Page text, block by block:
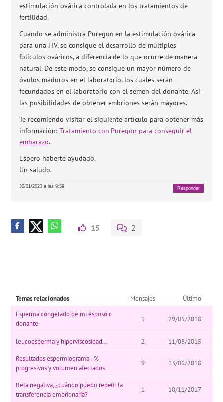
estimulación ovárica controlada en los tratamientos de
fertilidad.
Cuando se administra Puregon en la estimulación ovárica
para una FIV, se consigue el desarrollo de múltiples
folículos ováricos, a diferencia de lo que ocurre de manera
natural. De este modo, se consigue un mayor número de
óvulos maduros en el laboratorio, los cuales serán
fecundados en el laboratorio con el semen del donante. Así
las posibilidades de obtener embriones serán mayores.
Te recomiendo visitar el siguiente artículo para obtener más
información:Tratamiento con Puregon para conseguir el
embarazo.
Espero haberte ayudado.
Un saludo.
30/01/2023 a las 9:39 Responder
15 2
Temas relacionados Mensajes
Último
Esperma congelado de mi esposo o
donante
1 29/05/2018
leucoesperma y hiperviscosidad... 2
11/08/2015
Resultados espermiograma - %
progresivos y volumen afectados
9 13/06/2018
Beta negativa, ¿cuándo puedo repetir la
transferencia embrionaria?
1 10/11/2017